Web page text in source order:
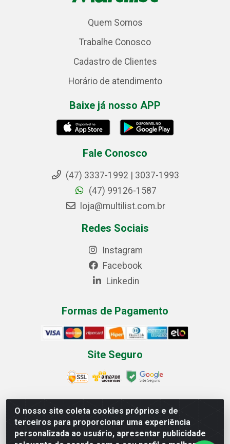
O nosso site coleta cookies próprios e de
terceiros para proporcionar uma experiência
personalizada ao usuário, apresentar publicidade
Quem Somos
Trabalhe Conosco
Cadastro de Clientes
Horário de atendimento
Baixe já nosso APP
Fale Conosco
(47) 3337-1992 | 3037-1993
(47) 99126-1587
loja@multilist.com.br
Redes Sociais
Instagram
Facebook
Linkedin
Formas de Pagamento
Site Seguro
Multilist Distribuidora de Cosméticos LTDA - Rua
Anfilóquio Nunes Pires, 4785 - Bela Vista, Gaspar/SC -
CEP 89.111-081 - CNPJ 07.597.795/0001-06